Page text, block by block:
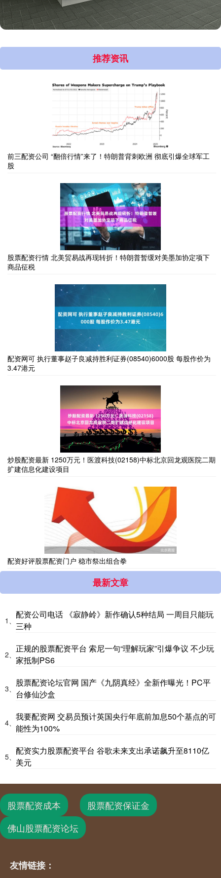
推荐资讯
前三配资公司 “翻倍行情”来了！特朗普背刺欧洲 彻底引爆全球军工
股
股票配资行情 北美贸易战再现转折！特朗普暂缓对美墨加协定项下
商品征税
配资网可 执行董事赵子良减持胜利证券(08540)6000股 每股作价为
3.47港元
炒股配资最新 1250万元！医渡科技(02158)中标北京回龙观医院二期
扩建信息化建设项目
配资好评股票配资门户 稳市祭出组合拳
最新文章
1、
配资公司电话 《寂静岭》新作确认5种结局 一周目只能玩
三种
2、
正规的股票配资平台 索尼一句“理解玩家”引爆争议 不少玩
家抵制PS6
3、
股票配资论坛官网 国产《九阴真经》全新作曝光！PC平
台修仙沙盒
4、
我要配资网 交易员预计英国央行年底前加息50个基点的可
能性为100%
5、
配资实力股票配资平台 谷歌未来支出承诺飙升至8110亿
美元
股票配资成本
股票配资保证金
佛山股票配资论坛
友情链接：